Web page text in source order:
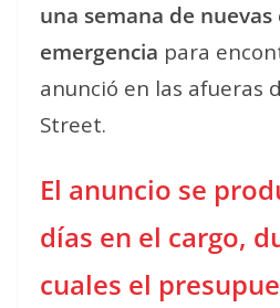
una semana de nuevas
emergencia para
anunció en las afueras
Street.
El anuncio se
días en el cargo,
cuales el